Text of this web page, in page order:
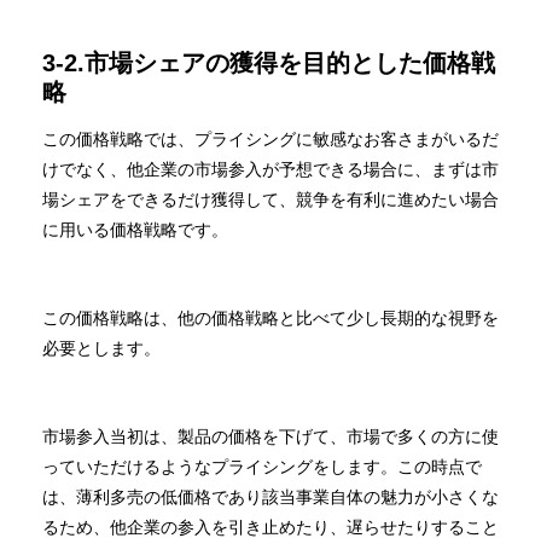
3-2.市場シェアの獲得を目的とした価格戦
略
この価格戦略では、プライシングに敏感なお客さまがいるだ
けでなく、他企業の市場参入が予想できる場合に、まずは市
場シェアをできるだけ獲得して、競争を有利に進めたい場合
に用いる価格戦略です。
この価格戦略は、他の価格戦略と比べて少し長期的な視野を
必要とします。
市場参入当初は、製品の価格を下げて、市場で多くの方に使
っていただけるようなプライシングをします。この時点で
は、薄利多売の低価格であり該当事業自体の魅力が小さくな
るため、他企業の参入を引き止めたり、遅らせたりすること